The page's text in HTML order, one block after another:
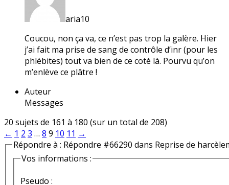
aria10
Coucou, non ça va, ce n’est pas trop la galère. Hier
j’ai fait ma prise de sang de contrôle d’inr (pour les
phlébites) tout va bien de ce coté là. Pourvu qu’on
m’enlève ce plâtre !
Auteur
Messages
20 sujets de 161 à 180 (sur un total de 208)
← 1 2 3 … 8 9 10 11 →
Répondre à : Répondre #66290 dans Reprise de
Vos informations :
Pseudo :